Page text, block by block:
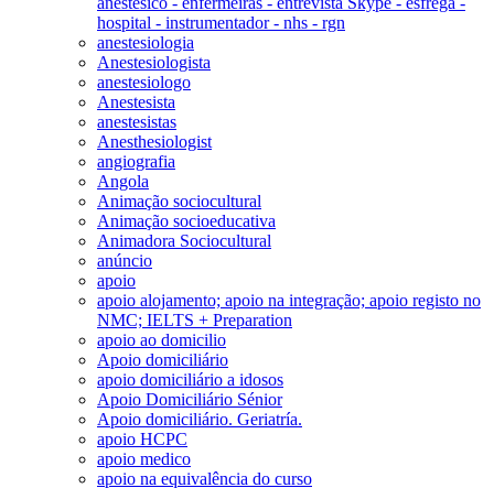
hospital - instrumentador - nhs - rgn
anestesiologia
Anestesiologista
anestesiologo
Anestesista
anestesistas
Anesthesiologist
angiografia
Angola
Animação sociocultural
Animação socioeducativa
Animadora Sociocultural
anúncio
apoio
apoio alojamento; apoio na integração; apoio registo no
NMC; IELTS + Preparation
apoio ao domicilio
Apoio domiciliário
apoio domiciliário a idosos
Apoio Domiciliário Sénior
Apoio domiciliário. Geriatría.
apoio HCPC
apoio medico
apoio na equivalência do curso